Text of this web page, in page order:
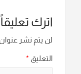
اترك تعليقاً
لن يتم نشر عنوان
التعليق *